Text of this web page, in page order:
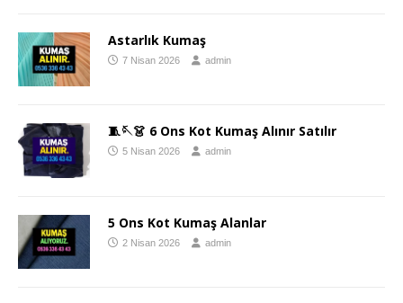
Astarlık Kumaş
7 Nisan 2026 admin
🧵🪡👗 6 Ons Kot Kumaş Alınır Satılır
5 Nisan 2026 admin
5 Ons Kot Kumaş Alanlar
2 Nisan 2026 admin